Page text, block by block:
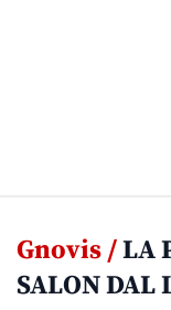
Gnovis /LA
SALON DAL